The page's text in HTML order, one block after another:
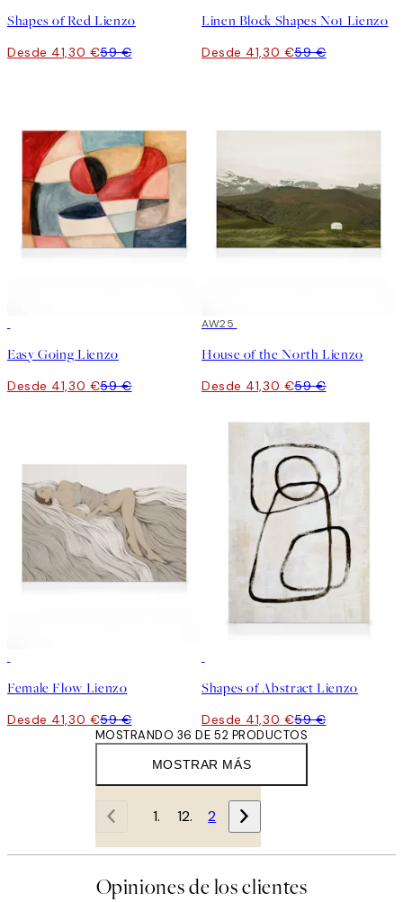
Shapes of Red Lienzo
Desde 41,30 €59 €
Linen Block Shapes No1 Lienzo
Desde 41,30 €59 €
Easy Going Lienzo
Desde 41,30 €59 €
30%*
AW25
House of the North Lienzo
Desde 41,30 €59 €
Female Flow Lienzo
Desde 41,30 €59 €
Shapes of Abstract Lienzo
Desde 41,30 €59 €
MOSTRAR MÁS
MOSTRANDO 36 DE 52 PRODUCTOS
1 2
Opiniones de los clientes